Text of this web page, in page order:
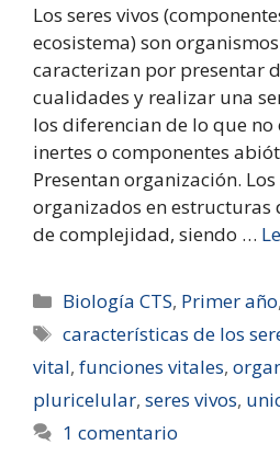
Los seres vivos
ecosistema) son
caracterizan por presentar
cualidades y realizar una
los diferencian de lo que no
inertes o componentes
Presentan organización.
organizados en estructuras
de complejidad, siendo …
Biología CTS, Primer año
características de los
vital, funciones vitales,
pluricelular, seres vivos,
1 comentario